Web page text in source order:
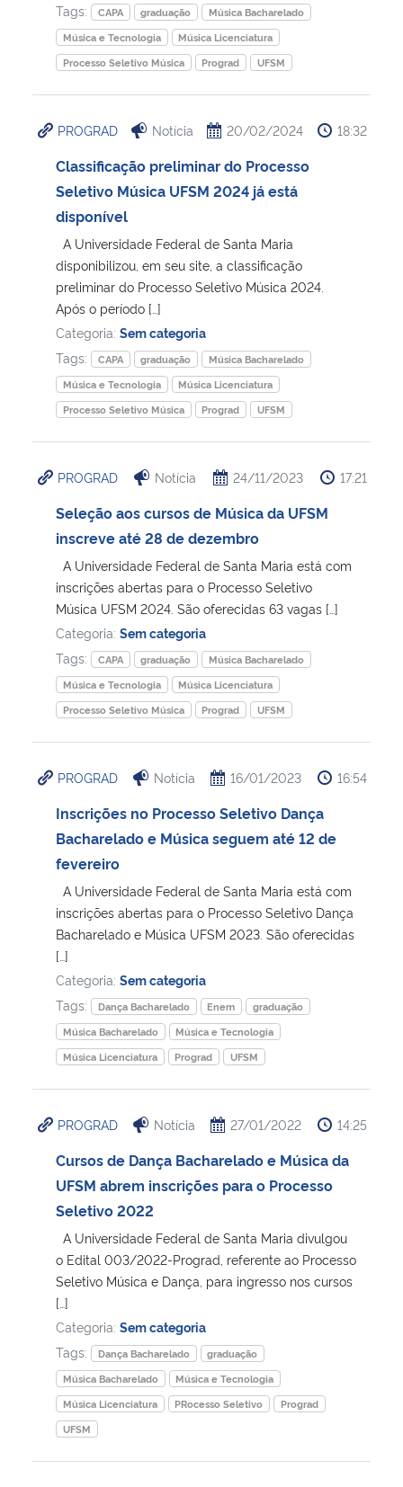
Tags:
CAPA graduação
Música Bacharelado
Música e Tecnologia
Música Licenciatura
Processo Seletivo Música
Prograd UFSM
PROGRAD Notícia 20/02/2024 18:32
Classificação preliminar do Processo
Seletivo Música UFSM 2024 já está
disponível
A Universidade Federal de Santa Maria
disponibilizou, em seu site, a classificação
preliminar do Processo Seletivo Música 2024.
Após o período […]
Categoria: Sem categoria
Tags:
CAPA graduação
Música Bacharelado
Música e Tecnologia
Música Licenciatura
Processo Seletivo Música
Prograd UFSM
PROGRAD Notícia 24/11/2023 17:21
Seleção aos cursos de Música da UFSM
inscreve até 28 de dezembro
A Universidade Federal de Santa Maria está com
inscrições abertas para o Processo Seletivo
Música UFSM 2024. São oferecidas 63 vagas […]
Categoria: Sem categoria
Tags:
CAPA graduação
Música Bacharelado
Música e Tecnologia
Música Licenciatura
Processo Seletivo Música
Prograd UFSM
PROGRAD Notícia 16/01/2023 16:54
Inscrições no Processo Seletivo Dança
Bacharelado e Música seguem até 12 de
fevereiro
A Universidade Federal de Santa Maria está com
inscrições abertas para o Processo Seletivo Dança
Bacharelado e Música UFSM 2023. São oferecidas
[…]
Categoria: Sem categoria
Tags:
Dança Bacharelado Enem
graduação
Música Bacharelado
Música e Tecnologia
Música Licenciatura
Prograd UFSM
PROGRAD Notícia 27/01/2022 14:25
Cursos de Dança Bacharelado e Música da
UFSM abrem inscrições para o Processo
Seletivo 2022
A Universidade Federal de Santa Maria divulgou
o Edital 003/2022-Prograd, referente ao Processo
Seletivo Música e Dança, para ingresso nos cursos
[…]
Categoria: Sem categoria
Tags:
Dança Bacharelado
graduação
Música Bacharelado
Música e Tecnologia
Música Licenciatura
PRocesso Seletivo
Prograd
UFSM